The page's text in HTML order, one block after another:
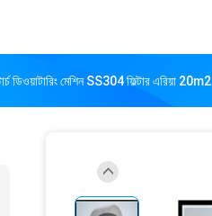
ডিওয়াটারিং মেশিন SS304 ফিল্টার এরিয়া 20m2